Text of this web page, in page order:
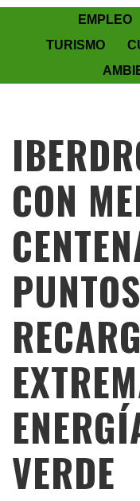
EMPLEO
TURISMO
CON
VERDE